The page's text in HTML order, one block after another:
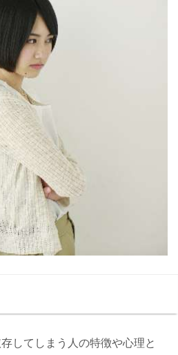
してしまう人の特徴や心理と